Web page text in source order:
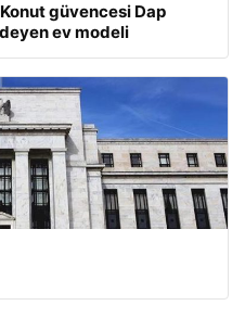
Konut güvencesi Dap
ev modeli